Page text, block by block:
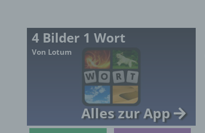
4 Bilder 1 Wort
Von Lotum
Alles zur App